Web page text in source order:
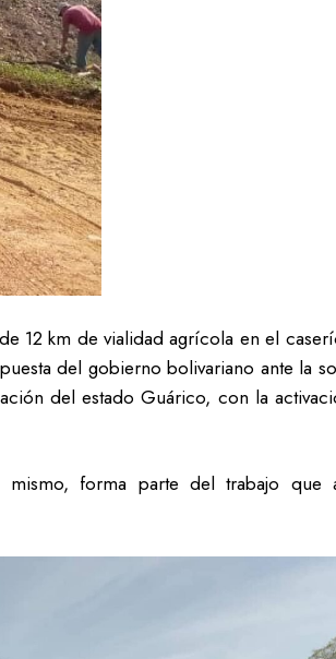
12 km de vialidad agrícola en el
del gobierno bolivariano ante la
del estado Guárico, con la
forma parte del trabajo que